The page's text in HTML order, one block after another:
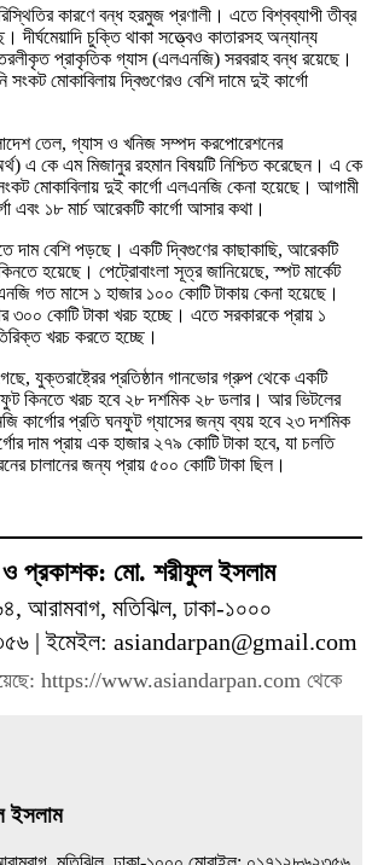
কারণে বন্ধ হরমুজ প্রণালী। এতে বিশ্বব্যাপী তীব্র
দীর্ঘমেয়াদি চুক্তি থাকা সত্ত্বেও কাতারসহ অন্যান্য
প্রাকৃতিক গ্যাস (এলএনজি) সরবরাহ বন্ধ রয়েছে।
সংকট মোকাবিলায় দ্বিগুণেরও বেশি দামে দুই কার্গো
তেল, গ্যাস ও খনিজ সম্পদ করপোরেশনের
এ কে এম মিজানুর রহমান বিষয়টি নিশ্চিত করেছেন। এ কে
মোকাবিলায় দুই কার্গো এলএনজি কেনা হয়েছে। আগামী
এবং ১৮ মার্চ আরেকটি কার্গো আসার কথা।
দাম বেশি পড়ছে। একটি দ্বিগুণের কাছাকাছি, আরেকটি
হয়েছে। পেট্রোবাংলা সূত্র জানিয়েছে, স্পট মার্কেট
গত মাসে ১ হাজার ১০০ কোটি টাকায় কেনা হয়েছে।
৩০০ কোটি টাকা খরচ হচ্ছে। এতে সরকারকে প্রায় ১
খরচ করতে হচ্ছে।
যুক্তরাষ্ট্রের প্রতিষ্ঠান গানভোর গ্রুপ থেকে একটি
কিনতে খরচ হবে ২৮ দশমিক ২৮ ডলার। আর ভিটলের
কার্গোর প্রতি ঘনফুট গ্যাসের জন্য ব্যয় হবে ২৩ দশমিক
দাম প্রায় এক হাজার ২৭৯ কোটি টাকা হবে, যা চলতি
চালানের জন্য প্রায় ৫০০ কোটি টাকা ছিল।
ও প্রকাশক: মো. শরীফুল ইসলাম
আরামবাগ, মতিঝিল, ঢাকা-১০০০
| ইমেইল: asiandarpan@gmail.com
হয়েছে: https://www.asiandarpan.com থেকে
ইসলাম